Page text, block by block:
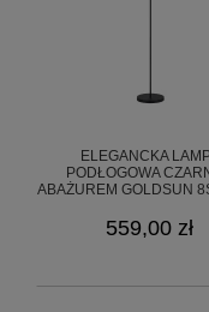
ELEGANCKA
PODŁOGOWA
ABAŻUREM GOLDSUN
559,00 zł